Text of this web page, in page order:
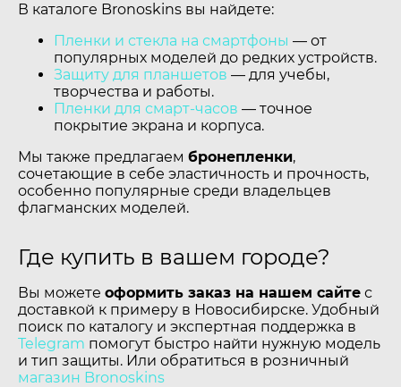
В каталоге Bronoskins вы найдете:
Пленки и стекла на смартфоны — от
популярных моделей до редких устройств.
Защиту для планшетов — для учебы,
творчества и работы.
Пленки для смарт-часов — точное
покрытие экрана и корпуса.
Мы также предлагаем бронепленки,
сочетающие в себе эластичность и прочность,
особенно популярные среди владельцев
флагманских моделей.
Где купить в вашем городе?
Вы можете оформить заказ на нашем сайте с
доставкой к примеру в Новосибирске. Удобный
поиск по каталогу и экспертная поддержка в
Telegram помогут быстро найти нужную модель
и тип защиты. Или обратиться в розничный
магазин Bronoskins